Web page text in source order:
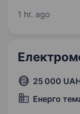
на продажі
1 hr. ago
25 000
Енерго